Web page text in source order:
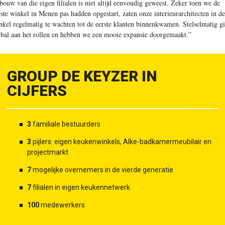
van die eigen filialen is niet altijd eenvoudig geweest. Zeker toen we de
winkel in Menen pas hadden opgestart, zaten onze interieurarchitecten in de
regelmatig te wachten tot de eerste klanten binnenkwamen. Stelselmatig
aan het rollen en hebben we een mooie expansie doorgemaakt.”
GROUP DE KEYZER IN
CIJFERS
3 familiale bestuurders
3 pijlers: eigen keukenwinkels, Alke-badkamermeubilair en
projectmarkt
7mogelijke overnemers in de vierde generatie
7filialen in eigen keukennetwerk
100medewerkers